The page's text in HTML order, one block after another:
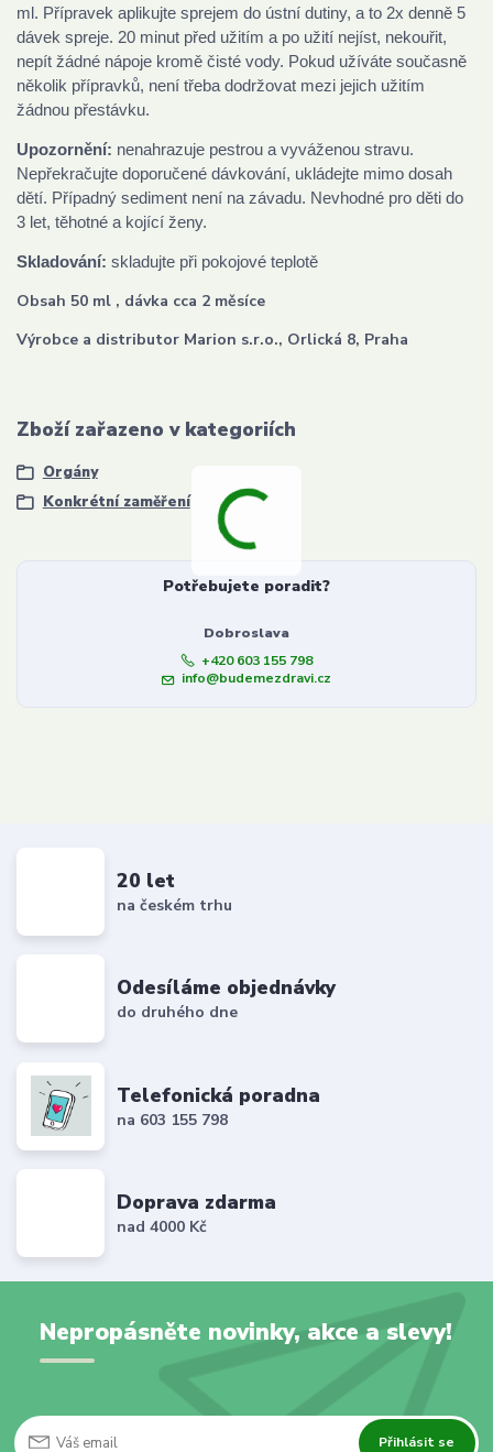
ml. Přípravek aplikujte sprejem do ústní dutiny, a to 2x denně 5
dávek spreje. 20 minut před užitím a po užití nejíst, nekouřit,
nepít žádné nápoje kromě čisté vody. Pokud užíváte současně
několik přípravků, není třeba dodržovat mezi jejich užitím
žádnou přestávku.
Upozornění: nenahrazuje pestrou a vyváženou stravu.
Nepřekračujte doporučené dávkování, ukládejte mimo dosah
dětí. Případný sediment není na závadu. Nevhodné pro děti do
3 let, těhotné a kojící ženy.
Skladování: skladujte při pokojové teplotě
Obsah 50 ml , dávka cca 2 měsíce
Výrobce a distributor Marion s.r.o., Orlická 8, Praha
Zboží zařazeno v kategoriích
Orgány
Konkrétní zaměření
Potřebujete poradit?
Dobroslava
+420 603 155 798
info@budemezdravi.cz
20 let
na českém trhu
Odesíláme objednávky
do druhého dne
Telefonická poradna
na 603 155 798
Doprava zdarma
nad 4000 Kč
Nepropásněte novinky, akce a slevy!
Přihlásit se